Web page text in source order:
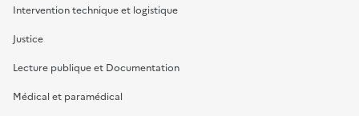
Intervention technique et logistique
Justice
Lecture publique et Documentation
Médical et paramédical